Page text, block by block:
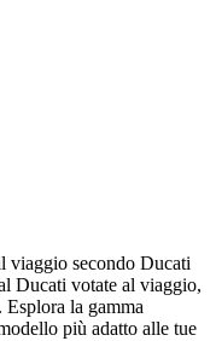
viaggio secondo Ducati
Ducati votate al viaggio,
la gamma
più adatto alle tue